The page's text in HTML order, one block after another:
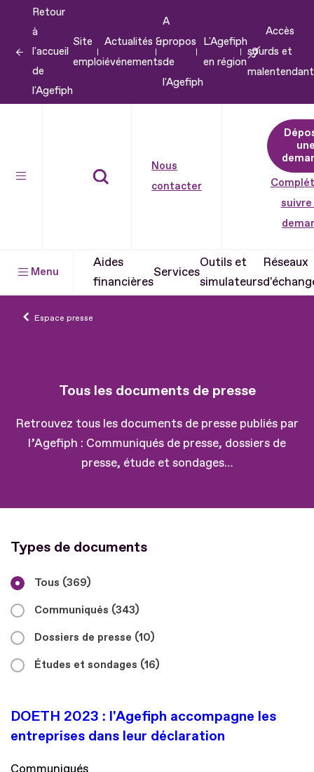
contenu
Retour
à
l'accueil
de
l'Agefiph
Site
emploi
Actualités &
événements
A
propos
de
l'Agefiph
L'Agefiph
en région
Accès
sourds et
Nous
contacter
suivre
Menu
Aides
financières
Services
Outils et
simulateurs
Réseaux
Espace presse
Tous les documents de presse
Retrouvez tous les documents de presse publiés par
l’Agefiph : Communiqués de presse, dossiers de
presse, étude et sondages…
Types de documents
Supprimer le filtre
Tous (369)
Communiqués (343)
Dossiers de presse (10)
Études et sondages (16)
DOETH 2023 : l'Agefiph accompagne les
entreprises dans leur déclaration